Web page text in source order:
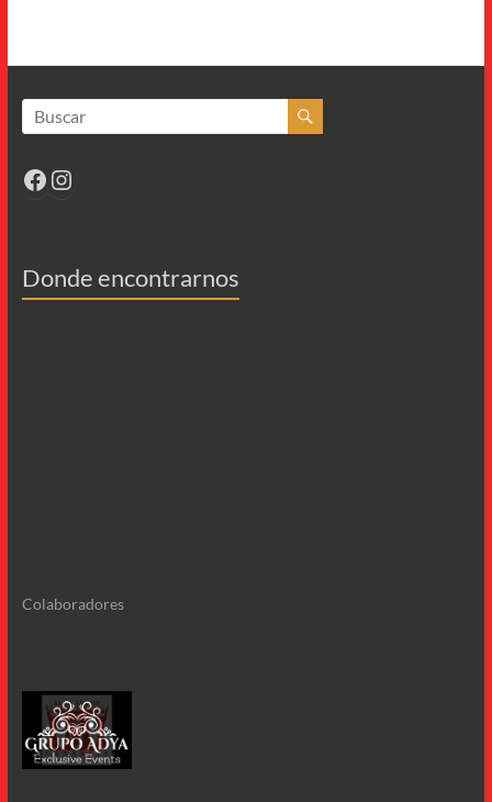
Facebook
Instagram
Donde encontrarnos
Colaboradores